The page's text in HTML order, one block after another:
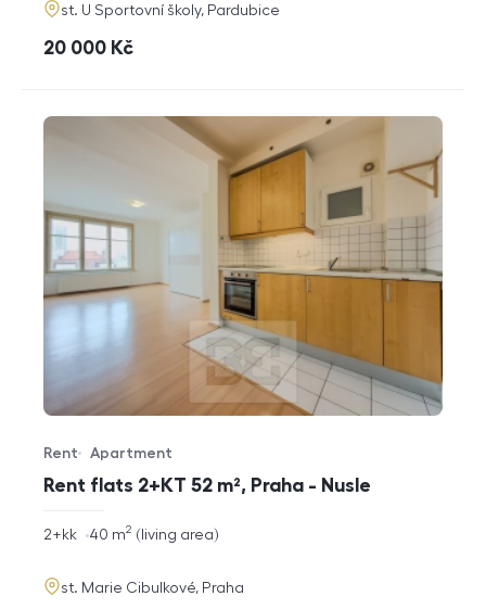
adresa
st. U Sportovní školy, Pardubice
cena
20 000 Kč
Rent flats 2+KT 52 m², Praha - Nusle
Offer type
Rent
Property type
Apartment
rozměry
disposition
2+kk living area
40 m2
adresa
st. Marie Cibulkové, Praha